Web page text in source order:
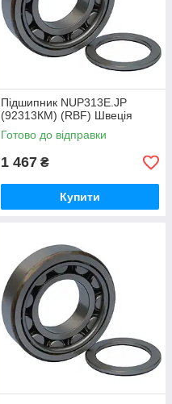
Підшипник NUP313E.JP
(92313КМ) (RBF) Швеція
Готово до відправки
1 467 ₴
Купити